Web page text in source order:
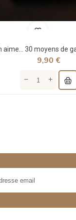
9,90 €